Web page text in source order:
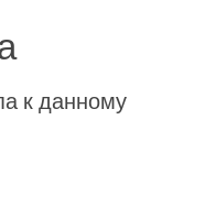
к данному